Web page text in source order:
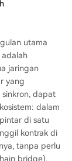
utama
adalah
jaringan
yang
dapat
dalam
di satu
kontrak di
tanpa perlu
bridge),